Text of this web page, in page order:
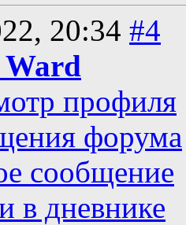
20:34 #4
Ward
профиля
форума
сообщение
в дневнике